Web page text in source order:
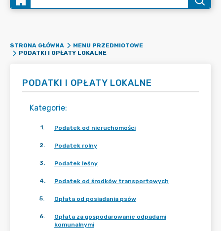
STRONA GŁÓWNA
MENU PRZEDMIOTOWE
PODATKI I OPŁATY LOKALNE
PODATKI I OPŁATY LOKALNE
Kategorie:
1. Podatek od nieruchomości
2. Podatek rolny
3. Podatek leśny
4. Podatek od środków transportowych
5. Opłata od posiadania psów
6.
Opłata za gospodarowanie odpadami
komunalnymi